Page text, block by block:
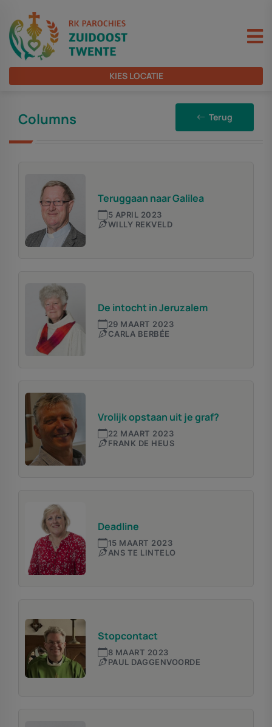
KIES LOCATIE
Columns Terug
Teruggaan naar Galilea
5 APRIL 2023
WILLY REKVELD
De intocht in Jeruzalem
29 MAART 2023
CARLA BERBÉE
Vrolijk opstaan uit je graf?
22 MAART 2023
FRANK DE HEUS
Deadline
15 MAART 2023
ANS TE LINTELO
Stopcontact
8 MAART 2023
PAUL DAGGENVOORDE